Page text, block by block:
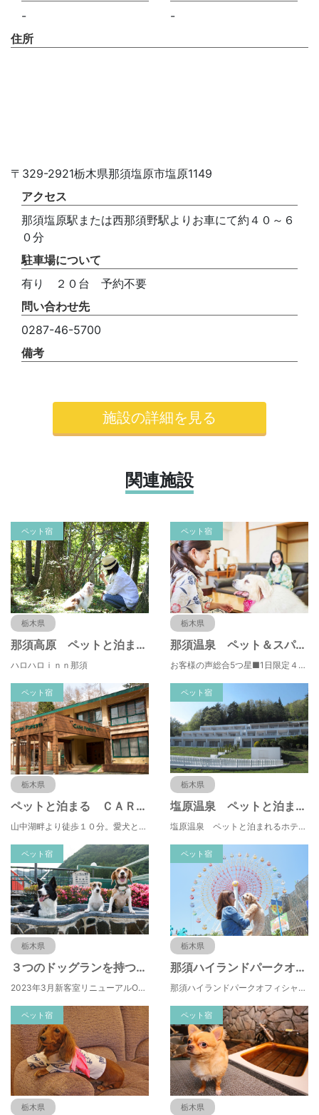
-
-
住所
〒329-2921栃木県那須塩原市塩原1149
アクセス
那須塩原駅または西那須野駅よりお車にて約４０～６
０分
駐車場について
有り ２０台 予約不要
問い合わせ先
0287-46-5700
備考
施設の詳細を見る
関連施設
ペット宿
栃木県
那須高原 ペットと泊まれる宿 ペンション ハロハロｉｎｎ那須
ハロハロｉｎｎ那須
ペット宿
栃木県
那須温泉 ペット＆スパホテル 那須ワン
お客様の声総合5つ星■1日限定４組貸切風呂■室内ドッグランあり♪
ペット宿
栃木県
ペットと泊まる ＣＡＲＯ ＦＯＲＥＳＴＡ 那須高原 ＶＯＬＰＥ
山中湖畔より徒歩１０分。愛犬と過ごす「森のホテル」へようこそ
ペット宿
栃木県
塩原温泉 ペットと泊まれるホテル ホテルフォレスタ
塩原温泉 ペットと泊まれるホテル ホテルフォレスタ
ペット宿
栃木県
３つのドッグランを持つ愛犬・愛猫の宿 きぬ川国際ホテル
2023年3月新客室リニューアルOPEN！
ペット宿
栃木県
那須ハイランドパークオフィシャルホテル ＴＯＷＡピュアコテージ
那須ハイランドパークオフィシャルホテル ＴＯＷＡピュアコテージ
ペット宿
栃木県
ペット宿
栃木県